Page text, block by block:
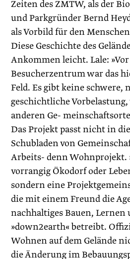
Zeiten des ZMTW, als der
und Parkgründer Bernd
als Vorbild für den
Diese Geschichte des
Ankommen leicht. Lale:
Besucherzentrum war das
Feld. Es gibt keine schwere,
geschichtliche
anderen Ge-
Das Projekt passt nicht in
Schubladen von
Arbeits- denn
vorrangig Ökodorf oder
sondern eine
die mit einem Freund die
nachhaltiges Bauen, Lernen
»down2earth« betreibt.
Wohnen auf dem Gelände
die Änderung im